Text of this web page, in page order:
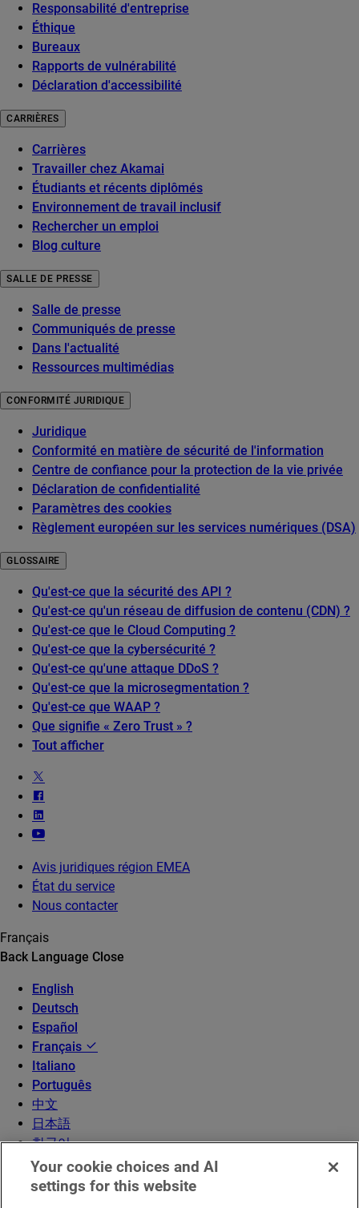
Responsabilité d'entreprise
Éthique
Bureaux
Rapports de vulnérabilité
Déclaration d'accessibilité
CARRIÈRES
Carrières
Travailler chez Akamai
Étudiants et récents diplômés
Environnement de travail inclusif
Rechercher un emploi
Blog culture
SALLE DE PRESSE
Salle de presse
Communiqués de presse
Dans l'actualité
Ressources multimédias
CONFORMITÉ JURIDIQUE
Juridique
Conformité en matière de sécurité de l'information
Centre de confiance pour la protection de la vie privée
Déclaration de confidentialité
Paramètres des cookies
Règlement européen sur les services numériques (DSA)
GLOSSAIRE
Qu'est-ce que la sécurité des API ?
Qu'est-ce qu'un réseau de diffusion de contenu (CDN) ?
Qu'est-ce que le Cloud Computing ?
Qu'est-ce que la cybersécurité ?
Qu'est-ce qu'une attaque DDoS ?
Qu'est-ce que la microsegmentation ?
Qu'est-ce que WAAP ?
Que signifie « Zero Trust » ?
Tout afficher
Avis juridiques région EMEA
État du service
Nous contacter
Français
Back Language Close
English
Deutsch
Español
Français
Italiano
Português
中文
日本語
한국어
Your cookie choices and AI
settings for this website